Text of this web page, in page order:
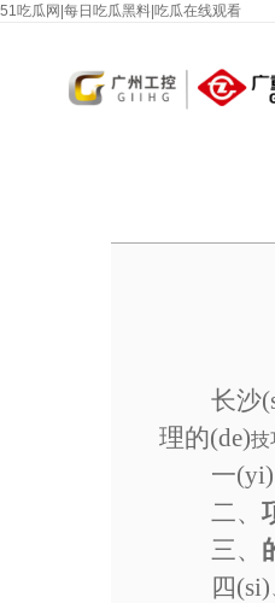
51吃瓜网|每日吃瓜黑料|吃瓜在线观看
长沙
理的(de)技
一(yi)
二、
三、
四(si)